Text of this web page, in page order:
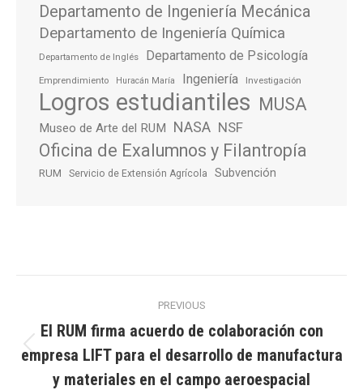
Departamento de Ingeniería Mecánica
Departamento de Ingeniería Química
Departamento de Inglés Departamento de Psicología
Emprendimiento Huracán María Ingeniería Investigación
Logros estudiantiles MUSA
Museo de Arte del RUM NASA NSF
Oficina de Exalumnos y Filantropía
RUM Servicio de Extensión Agrícola Subvención
navigation
PREVIOUS
Previous
post:
El RUM firma acuerdo de colaboración con
empresa LIFT para el desarrollo de manufactura
y materiales en el campo aeroespacial